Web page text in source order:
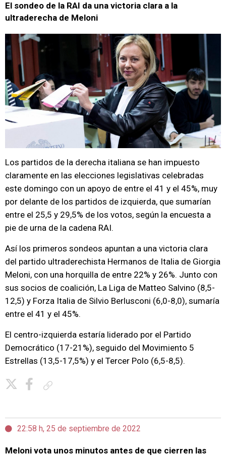
El sondeo de la RAI da una victoria clara a la
ultraderecha de Meloni
Los partidos de la derecha italiana se han impuesto
claramente en las elecciones legislativas celebradas
este domingo con un apoyo de entre el 41 y el 45%, muy
por delante de los partidos de izquierda, que sumarían
entre el 25,5 y 29,5% de los votos, según la encuesta a
pie de urna de la cadena RAI.
Así los primeros sondeos apuntan a una victoria clara
del partido ultraderechista Hermanos de Italia de Giorgia
Meloni, con una horquilla de entre 22% y 26%. Junto con
sus socios de coalición, La Liga de Matteo Salvino (8,5-
12,5) y Forza Italia de Silvio Berlusconi (6,0-8,0), sumaría
entre el 41 y el 45%.
El centro-izquierda estaría liderado por el Partido
Democrático (17-21%), seguido del Movimiento 5
Estrellas (13,5-17,5%) y el Tercer Polo (6,5-8,5).
22:58 h, 25 de septiembre de 2022
Meloni vota unos minutos antes de que cierren las